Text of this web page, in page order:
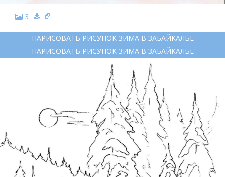
3
НАРИСОВАТЬ РИСУНОК ЗИМА В ЗАБАЙКАЛЬЕ
НАРИСОВАТЬ РИСУНОК ЗИМА В ЗАБАЙКАЛЬЕ